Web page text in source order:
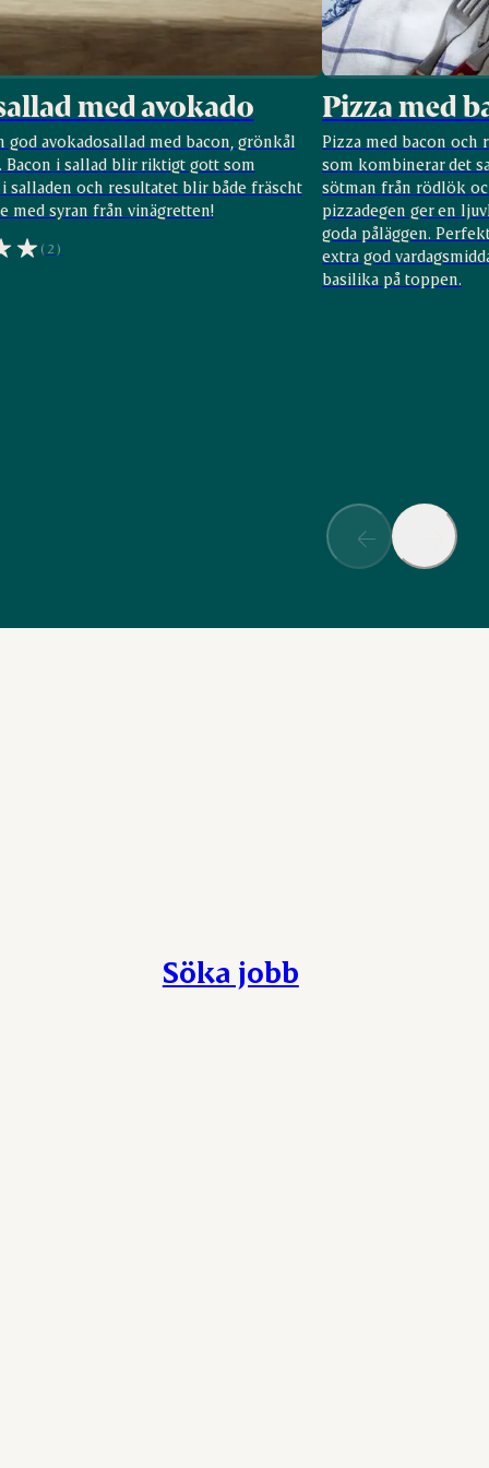
med avokado
god avokadosallad med bacon, grönkål
Bacon i sallad blir riktigt gott som
salladen och resultatet blir både fräscht
med syran från vinägretten!
(2)
Pizza med
Pizza med bacon
som kombinerar det
sötman från rödlök
pizzadegen ger en
goda påläggen.
extra god
basilika på toppen.
Söka jobb